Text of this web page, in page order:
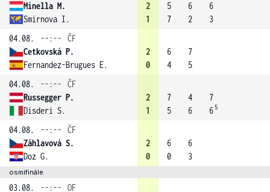
Minella M.
Smirnova I.
2
1
5
7
6
2
6
3
04.08.
--:--
ČF
Cetkovská P.
Fernandez-Brugues E.
2
0
6
4
7
5
04.08.
--:--
ČF
Russegger P.
Disderi S.
2
1
7
5
4
6
7
6 5
04.08. --:--
ČF
Záhlavová S.
Doz G.
2
0
6
0
6
3
osmifinále
03.08. --:-- OF